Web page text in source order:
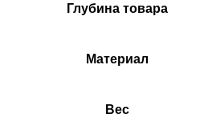
Глубина товара
Материал
Вес